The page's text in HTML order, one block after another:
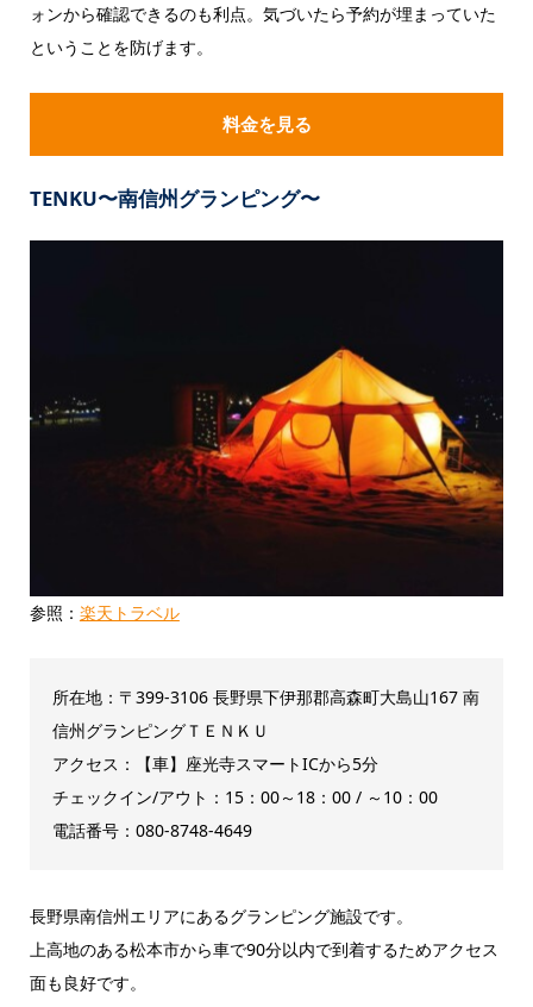
ォンから確認できるのも利点。気づいたら予約が埋まっていた
ということを防げます。
料金を見る
TENKU〜南信州グランピング〜
参照： 楽天トラベル
所在地： 〒399-3106 長野県下伊那郡高森町大島山167 南
信州グランピングＴＥＮＫＵ
アクセス：【車】座光寺スマートICから5分
チェックイン/アウト：15：00～18：00 / ～10：00
電話番号： 080-8748-4649
長野県南信州エリアにあるグランピング施設です。
上高地のある松本市から車で90分以内で到着するためアクセス
面も良好です。